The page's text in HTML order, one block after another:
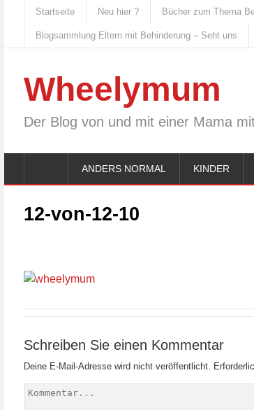
Startseite Neu hier ? Bücher zum Thema
Blogsammlung Eltern mit Behinderung – Seht uns
Wheelymum
Der Blog von und mit einer Mama
ANDERS NORMAL KINDER
12-von-12-10
Schreiben Sie einen Kommentar
Deine E-Mail-Adresse wird nicht veröffentlicht.